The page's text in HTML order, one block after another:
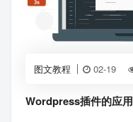
图文教程 02-19
Wordpress插件的应用